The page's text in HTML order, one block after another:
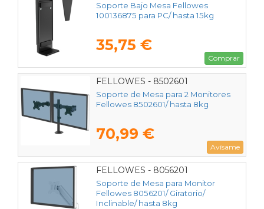
Soporte Bajo Mesa Fellowes
100136875 para PC/ hasta 15kg
35,75 €
Comprar
FELLOWES - 8502601
Soporte de Mesa para 2 Monitores
Fellowes 8502601/ hasta 8kg
70,99 €
Avísame
FELLOWES - 8056201
Soporte de Mesa para Monitor
Fellowes 8056201/ Giratorio/
Inclinable/ hasta 8kg